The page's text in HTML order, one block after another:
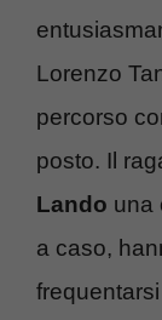
Lorenzo
percorso
posto. Il
Lando una
a caso,